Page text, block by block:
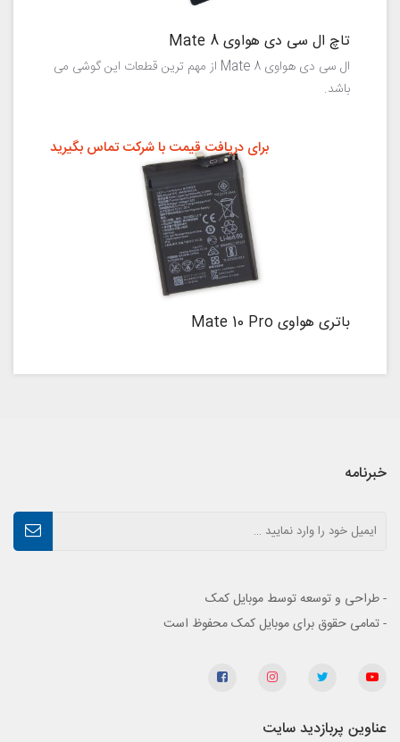
تاچ ال سی دی هواوی Mate 8
ال سی دی هواوی Mate 8 از مهم ترین قطعات این گوشی می
باشد.
باتری هواوی Mate 10 Pro
برای دریافت قیمت با شرکت تماس بگیرید
خبرنامه
- طراحی و توسعه توسط موبایل کمک
- تمامی حقوق برای موبایل کمک محفوظ است
عناوین پربازدید سایت